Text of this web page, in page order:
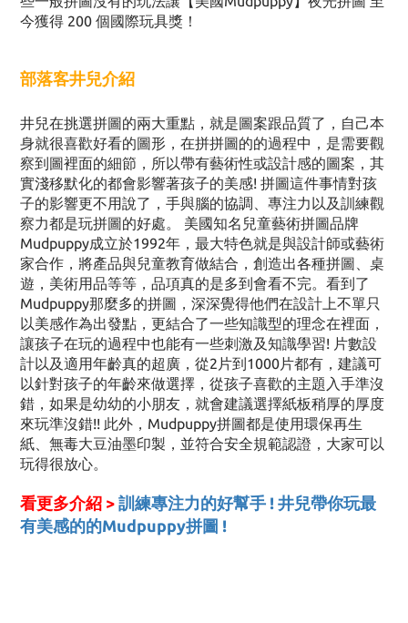
今獲得 200 個國際玩具獎！
部落客井兒介紹
井兒在挑選拼圖的兩大重點，就是圖案跟品質了，自己本
身就很喜歡好看的圖形，在拼拼圖的的過程中，是需要觀
察到圖裡面的細節，所以帶有藝術性或設計感的圖案，其
實淺移默化的都會影響著孩子的美感! 拼圖這件事情對孩
子的影響更不用說了，手與腦的協調、專注力以及訓練觀
察力都是玩拼圖的好處。 美國知名兒童藝術拼圖品牌
Mudpuppy成立於1992年，最大特色就是與設計師或藝術
家合作，將產品與兒童教育做結合，創造出各種拼圖、桌
遊，美術用品等等，品項真的是多到會看不完。看到了
Mudpuppy那麼多的拼圖，深深覺得他們在設計上不單只
以美感作為出發點，更結合了一些知識型的理念在裡面，
讓孩子在玩的過程中也能有一些刺激及知識學習! 片數設
計以及適用年齡真的超廣，從2片到1000片都有，建議可
以針對孩子的年齡來做選擇，從孩子喜歡的主題入手準沒
錯，如果是幼幼的小朋友，就會建議選擇紙板稍厚的厚度
來玩準沒錯!! 此外，Mudpuppy拼圖都是使用環保再生
紙、無毒大豆油墨印製，並符合安全規範認證，大家可以
玩得很放心。
看更多介紹 > 訓練專注力的好幫手 ! 井兒帶你玩最
有美感的的Mudpuppy拼圖 !